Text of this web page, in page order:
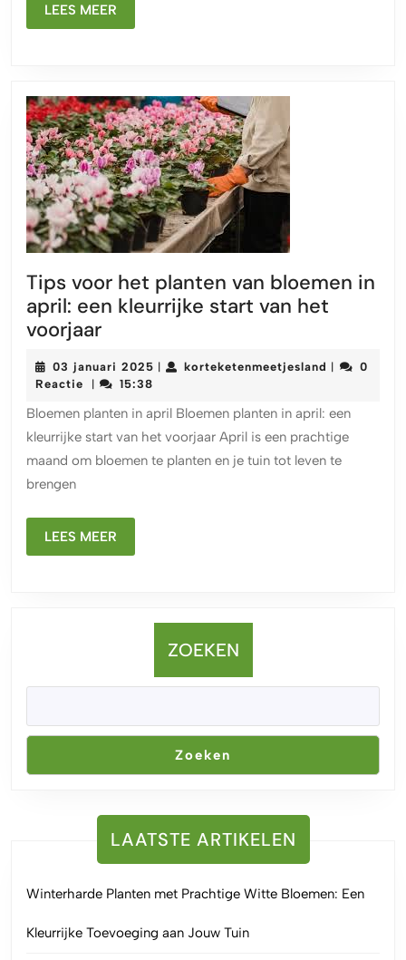
LEES MEER
MEER
Tips voor het planten van bloemen in
april: een kleurrijke start van het
voorjaarTips
het
van
bloemen
in
een
kleurrijke
start
03 januari 2025 03
| korteketenmeetjesland |
0
Reactie
| 15:38
Bloemen planten in april Bloemen planten in april: een
kleurrijke start van het voorjaar April is een prachtige
maand om bloemen te planten en je tuin tot leven te
brengen
LEES MEER
MEER
ZOEKEN
Zoeken
LAATSTE ARTIKELEN
Winterharde Planten met Prachtige Witte Bloemen: Een
Kleurrijke Toevoeging aan Jouw Tuin